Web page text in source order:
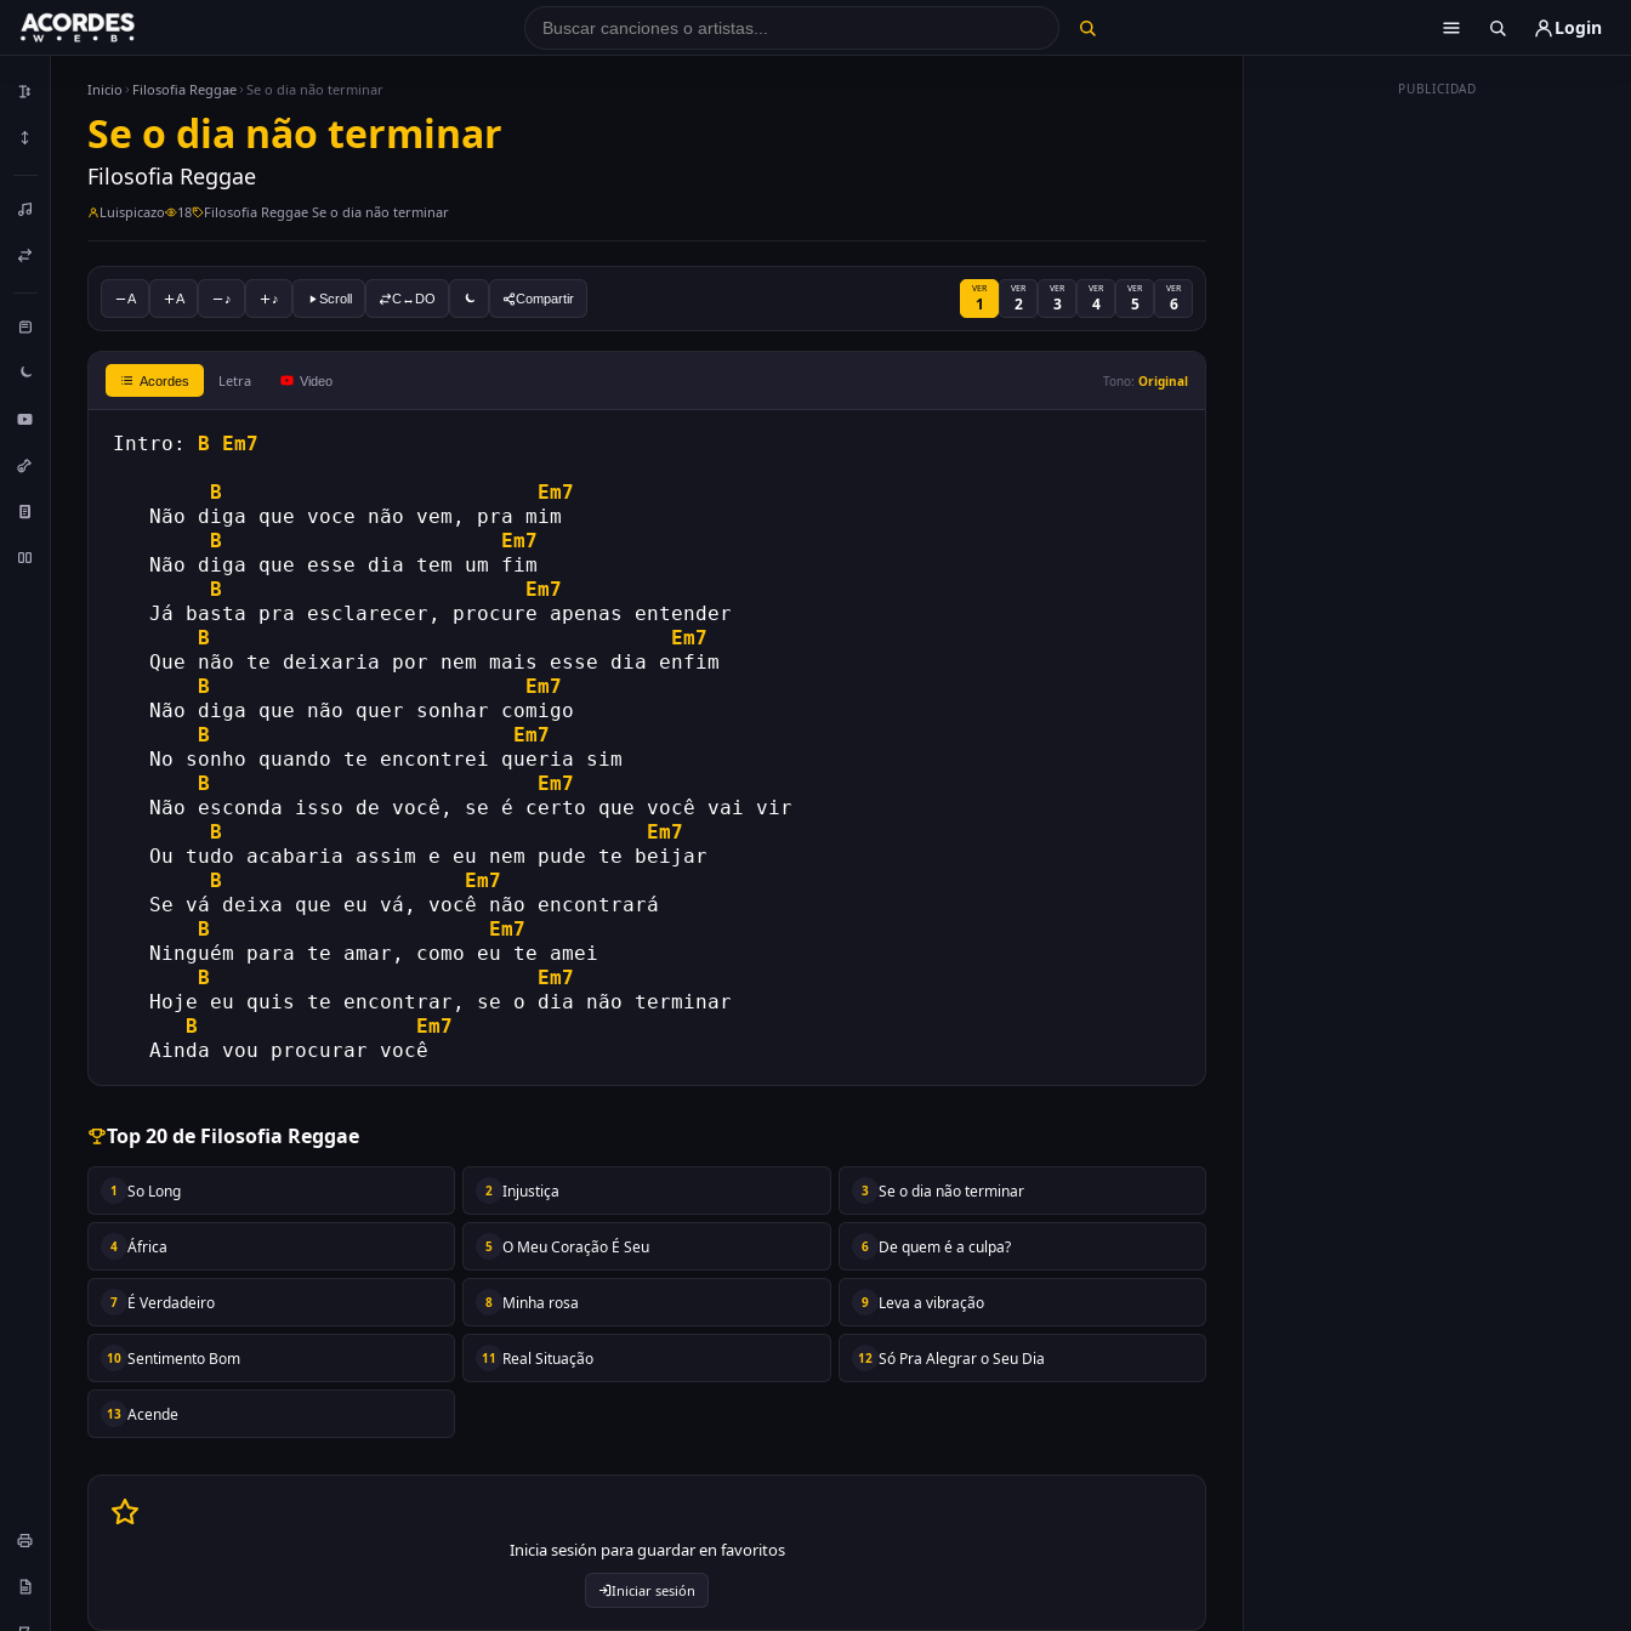
Login
PUBLICIDAD
Inicio Filosofia Reggae Se o dia não terminar
Se o dia não terminar
Filosofia Reggae
Luispicazo 18 Filosofia Reggae Se o dia não terminar
A A ♪ ♪ Scroll C↔DO Compartir
VER
1
VER
2
VER
3
VER
4
VER
5
VER
6
Acordes Letra Video Tono: Original
Intro: B Em7
B
Em7
Não diga que voce não vem, pra mim
B
Em7
Não diga que esse dia tem um fim
B
Em7
Já basta pra esclarecer, procure apenas entender
B
Em7
Que não te deixaria por nem mais esse dia enfim
B
Em7
Não diga que não quer sonhar comigo
B
Em7
No sonho quando te encontrei queria sim
B
Em7
Não esconda isso de você, se é certo que você vai vir
B
Em7
Ou tudo acabaria assim e eu nem pude te beijar
B
Em7
Se vá deixa que eu vá, você não encontrará
B
Em7
Ninguém para te amar, como eu te amei
B
Em7
Hoje eu quis te encontrar, se o dia não terminar
B
Em7
Ainda vou procurar você
Top 20 de Filosofia Reggae
1 So Long 2 Injustiça 3 Se o dia não terminar
4 África 5 O Meu Coração É Seu 6 De quem é a culpa?
7 É Verdadeiro 8 Minha rosa 9 Leva a vibração
10 Sentimento Bom 11 Real Situação 12 Só Pra Alegrar o Seu Dia
13 Acende
Inicia sesión para guardar en favoritos
Iniciar sesión